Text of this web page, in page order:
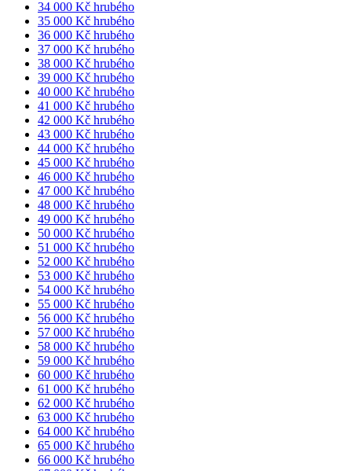
34 000 Kč hrubého
35 000 Kč hrubého
36 000 Kč hrubého
37 000 Kč hrubého
38 000 Kč hrubého
39 000 Kč hrubého
40 000 Kč hrubého
41 000 Kč hrubého
42 000 Kč hrubého
43 000 Kč hrubého
44 000 Kč hrubého
45 000 Kč hrubého
46 000 Kč hrubého
47 000 Kč hrubého
48 000 Kč hrubého
49 000 Kč hrubého
50 000 Kč hrubého
51 000 Kč hrubého
52 000 Kč hrubého
53 000 Kč hrubého
54 000 Kč hrubého
55 000 Kč hrubého
56 000 Kč hrubého
57 000 Kč hrubého
58 000 Kč hrubého
59 000 Kč hrubého
60 000 Kč hrubého
61 000 Kč hrubého
62 000 Kč hrubého
63 000 Kč hrubého
64 000 Kč hrubého
65 000 Kč hrubého
66 000 Kč hrubého